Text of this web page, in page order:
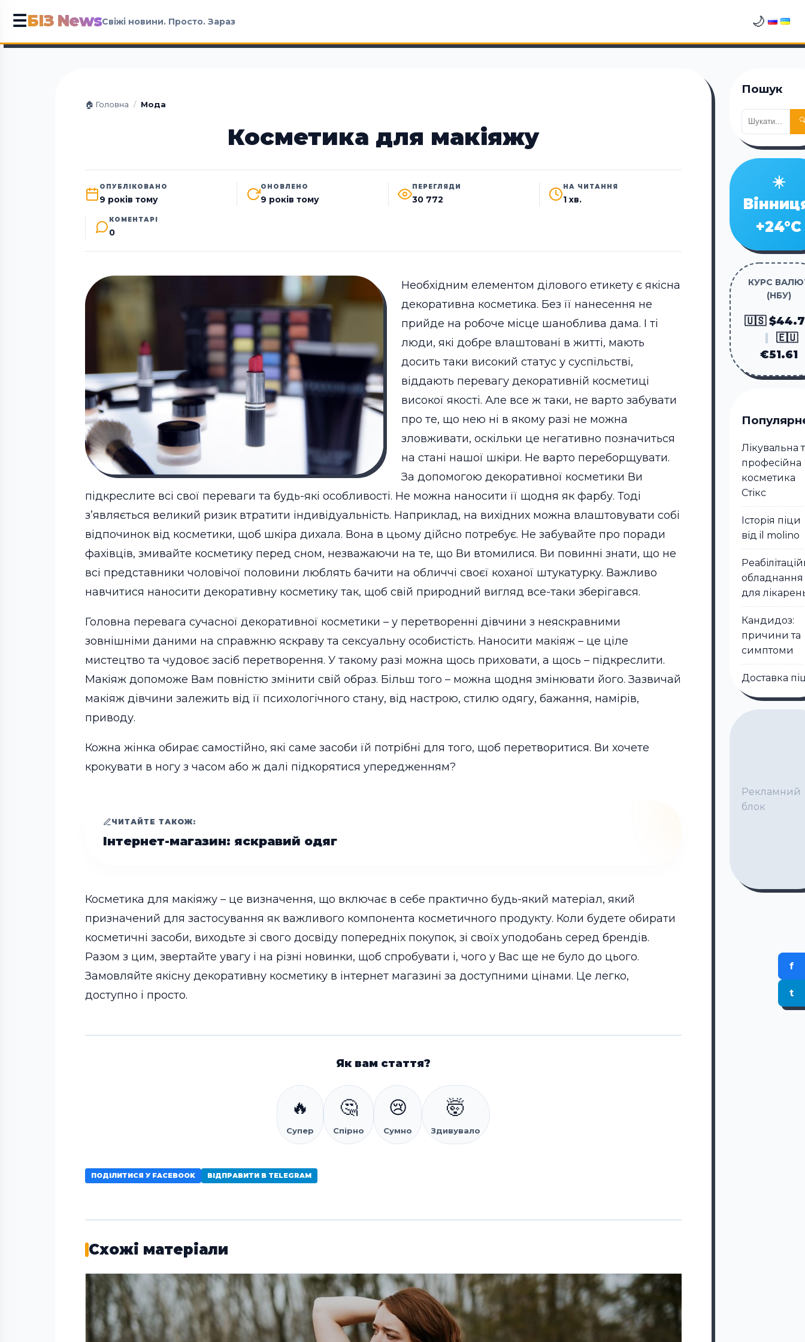
☰БІЗ NewsСвіжі новини. Просто. Зараз 🌙
🏠 Головна / Мода
Косметика для макіяжу
ОПУБЛІКОВАНО
9 років тому
ОНОВЛЕНО
9 років тому
ПЕРЕГЛЯДИ
30 772
НА ЧИТАННЯ
1 хв.
КОМЕНТАРІ
0
Необхідним елементом ділового етикету є якісна
декоративна косметика. Без її нанесення не
прийде на робоче місце шаноблива дама. І ті
люди, які добре влаштовані в житті, мають
досить таки високий статус у суспільстві,
віддають перевагу декоративній косметиці
високої якості. Але все ж таки, не варто забувати
про те, що нею ні в якому разі не можна
зловживати, оскільки це негативно позначиться
на стані нашої шкіри. Не варто переборщувати.
За допомогою декоративної косметики Ви
підкреслите всі свої переваги та будь-які особливості. Не можна наносити її щодня як фарбу. Тоді
з’являється великий ризик втратити індивідуальність. Наприклад, на вихідних можна влаштовувати собі
відпочинок від косметики, щоб шкіра дихала. Вона в цьому дійсно потребує. Не забувайте про поради
фахівців, змивайте косметику перед сном, незважаючи на те, що Ви втомилися. Ви повинні знати, що не
всі представники чоловічої половини люблять бачити на обличчі своєї коханої штукатурку. Важливо
навчитися наносити декоративну косметику так, щоб свій природний вигляд все-таки зберігався.
Головна перевага сучасної декоративної косметики – у перетворенні дівчини з неяскравними
зовнішніми даними на справжню яскраву та сексуальну особистість. Наносити макіяж – це ціле
мистецтво та чудовоє засіб перетворення. У такому разі можна щось приховати, а щось – підкреслити.
Макіяж допоможе Вам повністю змінити свій образ. Більш того – можна щодня змінювати його. Зазвичай
макіяж дівчини залежить від її психологічного стану, від настрою, стилю одягу, бажання, намірів,
приводу.
Кожна жінка обирає самостійно, які саме засоби їй потрібні для того, щоб перетворитися. Ви хочете
крокувати в ногу з часом або ж далі підкорятися упередженням?
ЧИТАЙТЕ ТАКОЖ:
Інтернет-магазин: яскравий одяг
Косметика для макіяжу – це визначення, що включає в себе практично будь-який матеріал, який
призначений для застосування як важливого компонента косметичного продукту. Коли будете обирати
косметичні засоби, виходьте зі свого досвіду попередніх покупок, зі своїх уподобань серед брендів.
Разом з цим, звертайте увагу і на різні новинки, щоб спробувати і, чого у Вас ще не було до цього.
Замовляйте якісну декоративну косметику в інтернет магазині за доступними цінами. Це легко,
доступно і просто.
Як вам стаття?
🔥
Супер
🤔
Спірно
😢
Сумно
🤯
Здивувало
ПОДІЛИТИСЯ У FACEBOOK ВІДПРАВИТИ В TELEGRAM
Схожі матеріали
Пошук
☀️
+24°C
КУРС
(НБУ)
🇺🇸
🇪🇺
€51.61
Лікувальна
професійна
косметика
Стікc
Історія піци
від il molino
обладнання
для
Кандидоз:
причини та
симптоми
Доставка
Рекламний
блок
f
t